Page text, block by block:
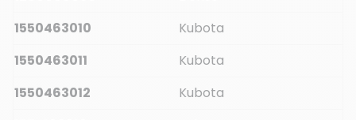
1550463010
Kubota
1550463011
Kubota
1550463012
Kubota